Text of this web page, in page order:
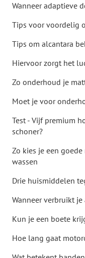
Wanneer adaptieve
Tips voor voordelig
Tips om alcantara
Hiervoor zorgt het
Zo onderhoud je
Moet je voor
Test - Vijf premium
schoner?
Zo kies je een
wassen
Drie huismiddelen
Wanneer verbruikt
Kun je een boete
Hoe lang gaat